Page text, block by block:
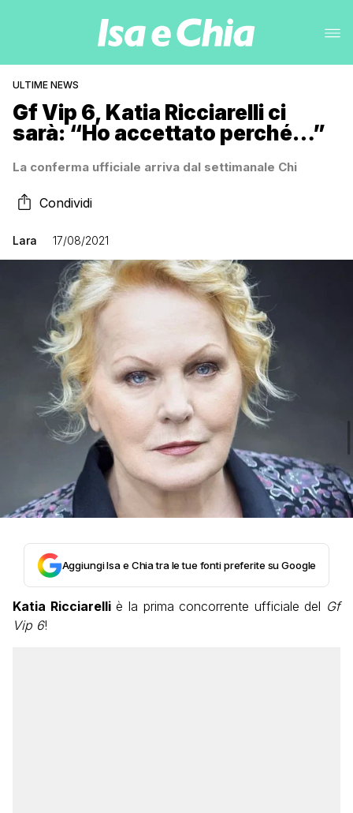
ULTIME NEWS
Gf Vip 6, Katia Ricciarelli ci
sarà: “Ho accettato perché…”
La conferma ufficiale arriva dal settimanale Chi
Condividi
Lara 17/08/2021
Aggiungi Isa e Chia tra le tue fonti preferite su Google
Katia Ricciarelliè la prima concorrente ufficiale del Gf
Vip 6!